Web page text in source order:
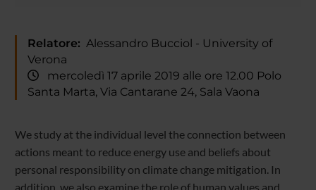
Relatore: Alessandro Bucciol - University of
Verona
mercoledì 17 aprile 2019 alle ore 12.00 Polo
Santa Marta, Via Cantarane 24, Sala Vaona
We study at the individual level the connection between
actions meant to reduce energy use and beliefs about
personal responsibility on climate change mitigation. In
addition, we also examine the role of human values and